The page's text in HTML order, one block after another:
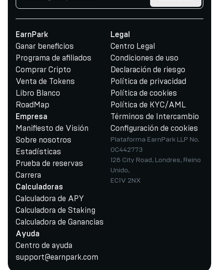
EarnPark
Ganar beneficios
Programa de afiliados
Comprar Cripto
Venta de Tokens
Libro Blanco
RoadMap
Empresa
Manifiesto de Visión
Sobre nosotros
Estadísticas
Prueba de reservas
Carrera
Calculadoras
Calculadora de APY
Calculadora de Staking
Calculadora de Ganancias
Ayuda
Centro de ayuda
support@earnpark.com
Legal
Centro Legal
Condiciones de uso
Declaración de riesgo
Política de privacidad
Política de cookies
Política de KYC/AML
Términos de Intercambio
Configuración de cookies
Plataforma EarnPark LLP No.
OC442773
128 City Road, Londres, Reino
Unido,
EC1V 2NX